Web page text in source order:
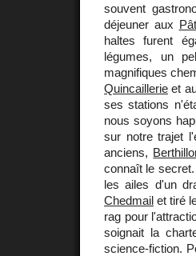
souvent
déjeuner aux
haltes furent
légumes, un
magnifiques
Quincaillerie et
ses stations
nous soyons
sur notre trajet
anciens,
connaît le
les ailes d'un
Chedmail et tiré
rag pour
soignait la
science-fiction.